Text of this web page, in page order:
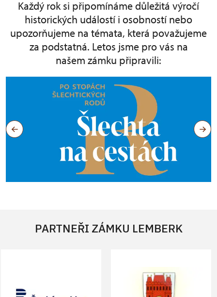
Každý rok si připomínáme důležitá výročí
historických událostí i osobností nebo
upozorňujeme na témata, která považujeme
za podstatná. Letos jsme pro vás na
našem zámku připravili:
PARTNEŘI ZÁMKU LEMBERK